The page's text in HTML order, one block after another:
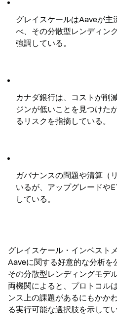
グレイスケールはAaveが主
べ、その分散型レンディン
強調している。
カナダ銀行は、コストが削
ジンが低いことを見つけた
るリスクを指摘している。
ガバナンスの問題や清算（
いるが、アップグレードや
している。
グレイスケール・インベスト
Aaveに関する好意的な分析を
その分散型レンディングモデ
両機関によると、プロトコル
ンス上の課題があるにもかか
る実行可能な選択肢を示してい